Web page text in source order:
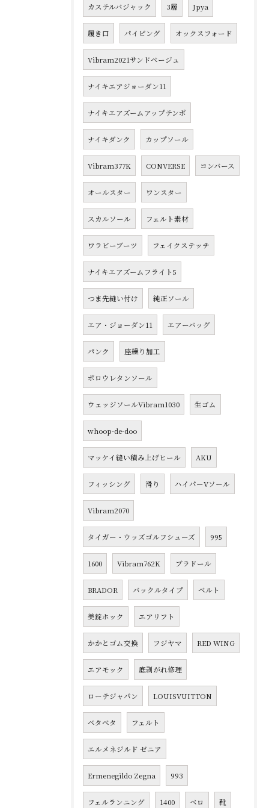
カステルバジャック 3層 Jpya
履き口 パイピング オックスフォード
Vibram2021サンドベージュ
ナイキエアジョーダン11
ナイキエアズームアップテンポ
ナイキダンク カップソール
Vibram377K CONVERSE コンバース
オールスター ワンスター
スカルソール フェルト素材
ワラビーブーツ フェイクステッチ
ナイキエアズームフライト5
つま先縫い付け 純正ソール
エア・ジョーダン11 エアーバッグ
パンク 座繰り加工
ポロウレタンソール
ウェッジソールVibram1030 生ゴム
whoop-de-doo
マッケイ縫い積み上げヒール AKU
フィッシング 滑り ハイパーVソール
Vibram2070
タイガー・ウッズゴルフシューズ 995
1600 Vibram762K ブラドール
BRADOR バックルタイプ ベルト
美錠ホック エアリフト
かかとゴム交換 フジヤマ RED WING
エアモック 底剥がれ修理
ローテジャパン LOUISVUITTON
ベタベタ フェルト
エルメネジルド ゼニア
Ermenegildo Zegna 993
フェルランニング 1400 ベロ 靴